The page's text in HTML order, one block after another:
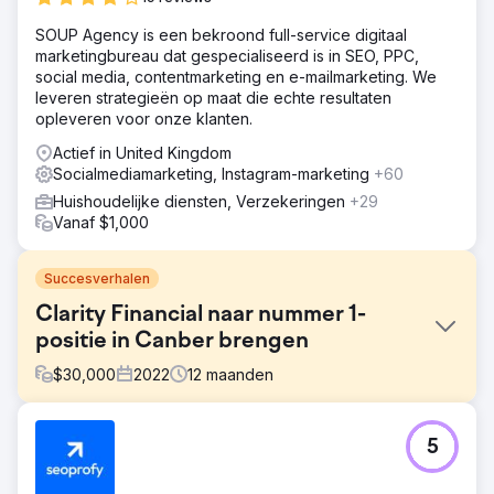
SOUP Agency is een bekroond full-service digitaal
marketingbureau dat gespecialiseerd is in SEO, PPC,
social media, contentmarketing en e-mailmarketing. We
leveren strategieën op maat die echte resultaten
opleveren voor onze klanten.
Actief in United Kingdom
Socialmediamarketing, Instagram-marketing +60
Huishoudelijke diensten, Verzekeringen +29
Vanaf $1,000
Succesverhalen
Clarity Financial naar nummer 1-
positie in Canber brengen
$30,000 2022 12 maanden
Clarity Financial, een van Canberra's toonaangevende
hypotheekadviseurs, stond op pagina 2 van Google voor
5